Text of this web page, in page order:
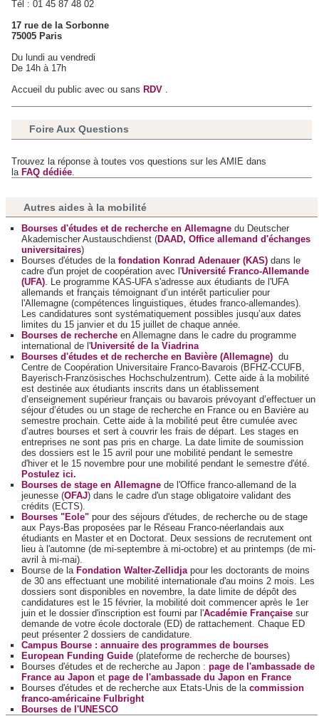
Tél : 01 45 87 48 02
17 rue de la Sorbonne
75005 Paris
Du lundi au vendredi
De 14h à 17h
Accueil du public avec ou sans RDV
Foire Aux Questions
Trouvez la réponse à toutes vos questions sur les AMIE dans
la FAQ dédiée.
Autres aides à la mobilité
Bourses d'études et de recherche en Allemagne du Deutscher
Akademischer Austauschdienst (DAAD, Office allemand d'échanges
universitaires)
Bourses d'études de la fondation Konrad Adenauer (KAS) dans le
cadre d'un projet de coopération avec l'Université Franco-Allemande
(UFA). Le programme KAS-UFA s'adresse aux étudiants de l'UFA
allemands et français témoignant d’un intérêt particulier pour
l'Allemagne (compétences linguistiques, études franco-allemandes).
Les candidatures sont systématiquement possibles jusqu’aux dates
limites du 15 janvier et du 15 juillet de chaque année.
Bourses de recherche en Allemagne dans le cadre du programme
international de l'Université de la Viadrina
Bourses d'études et de recherche en Bavière (Allemagne) du
Centre de Coopération Universitaire Franco-Bavarois (BFHZ-CCUFB,
Bayerisch-Französisches Hochschulzentrum). Cette aide à la mobilité
est destinée aux étudiants inscrits dans un établissement
d’enseignement supérieur français ou bavarois prévoyant d’effectuer un
séjour d’études ou un stage de recherche en France ou en Bavière au
semestre prochain. Cette aide à la mobilité peut être cumulée avec
d’autres bourses et sert à couvrir les frais de départ. Les stages en
entreprises ne sont pas pris en charge. La date limite de soumission
des dossiers est le 15 avril pour une mobilité pendant le semestre
d'hiver et le 15 novembre pour une mobilité pendant le semestre d'été.
Postulez ici.
Bourses de stage en Allemagne de l'Office franco-allemand de la
jeunesse (OFAJ) dans le cadre d'un stage obligatoire validant des
crédits (ECTS).
Bourses "Eole" pour des séjours d'études, de recherche ou de stage
aux Pays-Bas proposées par le Réseau Franco-néerlandais aux
étudiants en Master et en Doctorat. Deux sessions de recrutement ont
lieu à l'automne (de mi-septembre à mi-octobre) et au printemps (de mi-
avril à mi-mai).
Bourse de la Fondation Walter-Zellidjapour les doctorants de moins
de 30 ans effectuant une mobilité internationale d'au moins 2 mois. Les
dossiers sont disponibles en novembre, la date limite de dépôt des
candidatures est le 15 février, la mobilité doit commencer après le 1er
juin et le dossier d'inscription est fourni par l'Académie Française sur
demande de votre école doctorale (ED) de rattachement. Chaque ED
peut présenter 2 dossiers de candidature.
Campus Bourse : annuaire des programmes de bourses
European Funding Guide (plateforme de recherche de bourses)
Bourses d'études et de recherche au Japon : page de l'ambassade de
France au Japon et page de l'ambassade du Japon en France
Bourses d'études et de recherche aux Etats-Unis de la commission
franco-américaine Fulbright
Bourses de l'UNESCO